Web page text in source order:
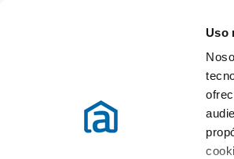
Uso
Location appartements Madrid
Location Appartements Madrid